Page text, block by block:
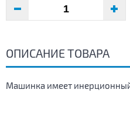
ОПИСАНИЕ ТОВАРА
Машинка имеет